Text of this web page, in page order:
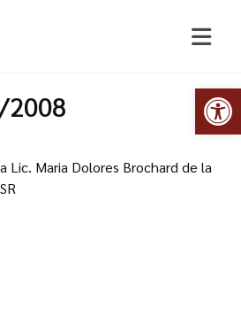
2008
Lic. Maria Dolores Brochard de la